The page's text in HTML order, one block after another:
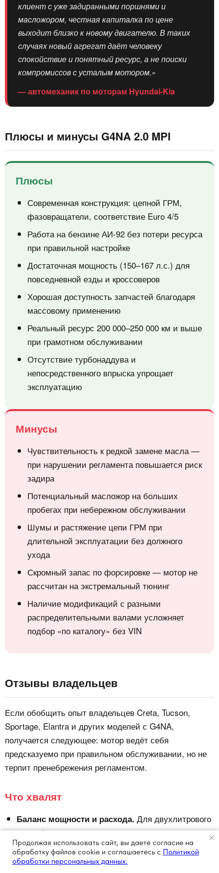
клиент с уже задиранными поршнями и
масложором, честная капиталка по цене
выходит близко к новому двигателю. В таких
случаях новый агрегат даёт человеку
спокойствие и понятный ресурс, а не поиски
компромиссов с усталым мотором.»
— автомеханик по моторам Hyundai-Kia
Плюсы и минусы G4NA 2.0 MPI
Плюсы
Современная конструкция: цепной ГРМ,
фазовращатели, соответствие Euro 4/5
Работа на бензине АИ‑92 без потери ресурса
при правильной настройке
Достаточная мощность (150–167 л.с.) для
повседневной езды и кроссоверов
Хорошая доступность запчастей благодаря
массовому применению
Реальный ресурс 200 000–250 000 км и выше
при грамотном обслуживании
Отсутствие турбонаддува и
непосредственного впрыска упрощает
эксплуатацию
Минусы
Чувствительность к редкой замене масла —
при нарушении регламента повышается риск
задира
Потенциальный масложор на больших
пробегах при небережном обслуживании
Шумы и растяжение цепи ГРМ при
длительной эксплуатации без должного
ухода
Скромный запас по форсировке — мотор не
рассчитан на экстремальный тюнинг
Наличие модификаций с разными
распределительными валами усложняет
подбор «по каталогу» без VIN
Отзывы владельцев
Если обобщить опыт владельцев Creta, Tucson,
Sportage, Elantra и других моделей с G4NA,
получается следующее: мотор ведёт себя
предсказуемо при правильном обслуживании, но не
терпит пренебрежения регламентом.
Что хвалят
Баланс мощности и расхода. Для двухлитрового
атмосферника динамика и расход считаются
адекватными для повседневной езды.
Работу на АИ‑92.Для многих регионов это плюс
Продолжая использовать сайт, вы даете согласие на
обработку файлов cookie и соглашаетесь с Политикой
обработки персональных данных.